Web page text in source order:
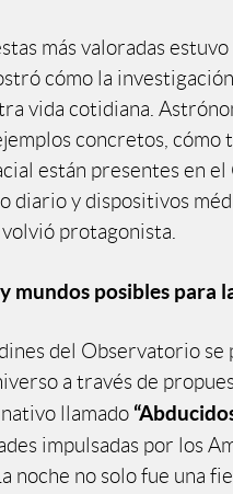
más valoradas estuvo
cómo la
vida cotidiana.
concretos, cómo
están presentes en el
diario y dispositivos
protagonista.
mundos posibles para
del Observatorio se
a través de
llamado
impulsadas por los
noche no solo fue una